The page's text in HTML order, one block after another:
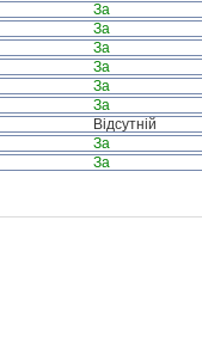
За
За
За
За
За
За
Відсутній
За
За